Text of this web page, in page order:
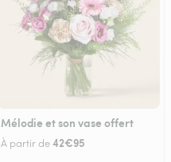
Mélodie et son vase offert
À partir de42€95